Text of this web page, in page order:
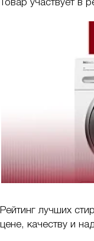
Рейтинг лучших
цене, качеству и